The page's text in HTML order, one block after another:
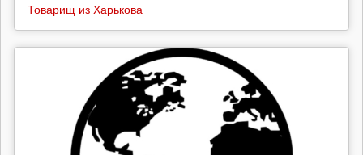
Товарищ из Харькова